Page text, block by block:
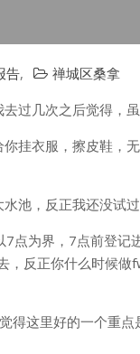
告,
禅城区桑拿
过几次之后觉得，
挂衣服，擦皮鞋，
池，反正我还没试过
点为界，7点前登
，反正你什么时候
得这里好的一个重